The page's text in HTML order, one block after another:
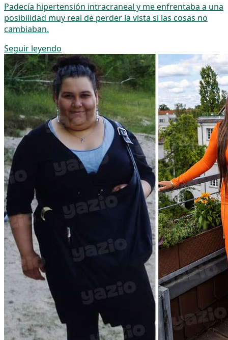
Padecía hipertensión intracraneal y me enfrentaba a una
posibilidad muy real de perder la vista si las cosas no
cambiaban.
Seguir leyendo